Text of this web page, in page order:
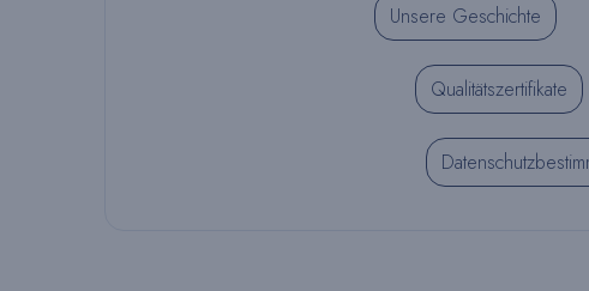
Unsere Geschichte
Qualitätszertifikate